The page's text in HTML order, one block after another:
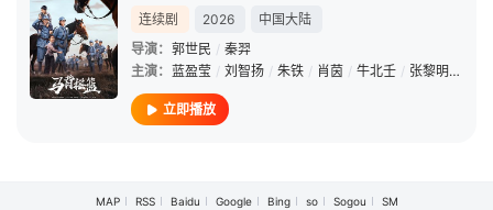
连续剧 2026
中国大陆
导演： 郭世民 / 秦羿
主演： 蓝盈莹 / 刘智扬 / 朱铁 / 肖茵 / 牛北壬 / 张黎明 /
立即播放
MAP RSS Baidu Google Bing so Sogou SM